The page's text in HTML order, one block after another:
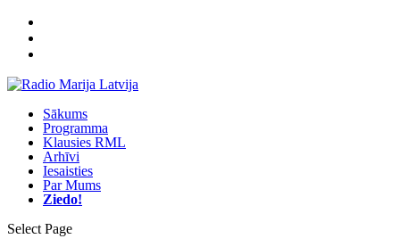
Sākums
Programma
Klausies RML
Arhīvi
Iesaisties
Par Mums
Ziedo!
Select Page